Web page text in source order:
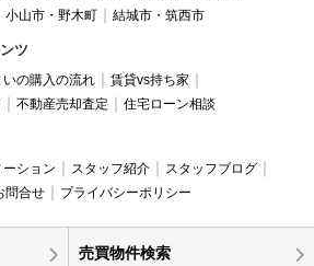
小山市・野木町 結城市・筑西市
ツ
いの購入の流れ
賃貸vs持ち家
不動産売却査定 住宅ローン相談
ション スタッフ紹介
スタッフブログ
問合せ プライバシーポリシー
売買物件検索